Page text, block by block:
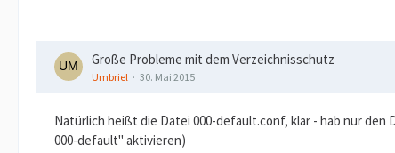
Große Probleme mit dem Verzeichnisschutz
Umbriel 30. Mai 2015
Natürlich heißt die Datei 000-default.conf, klar - hab nur
000-default" aktivieren)